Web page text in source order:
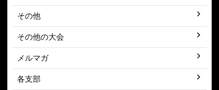
その他
その他の大会
メルマガ
各支部